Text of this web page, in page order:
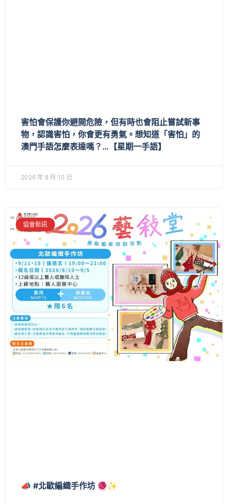
害怕會保護你避開危險，但有時也會阻止嘗試新事
物，認識害怕，你會更有勇氣。想知道「害怕」的
澳門手語怎麼表達嗎？…【星期一手語】
2026 年 8 月 10 日
協會新訊
📣 #北歐編織手作坊 🧶✨